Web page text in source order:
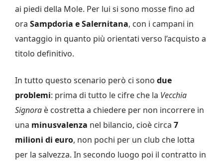
ai piedi della Mole. Per lui si sono mosse fino ad
ora Sampdoria e Salernitana, con i campani in
vantaggio in quanto più orientati verso l’acquisto a
titolo definitivo.
In tutto questo scenario però ci sono due
problemi: prima di tutto le cifre che la Vecchia
Signora è costretta a chiedere per non incorrere in
una minusvalenza nel bilancio, cioè circa 7
milioni di euro, non pochi per un club che lotta
per la salvezza. In secondo luogo poi il contratto in